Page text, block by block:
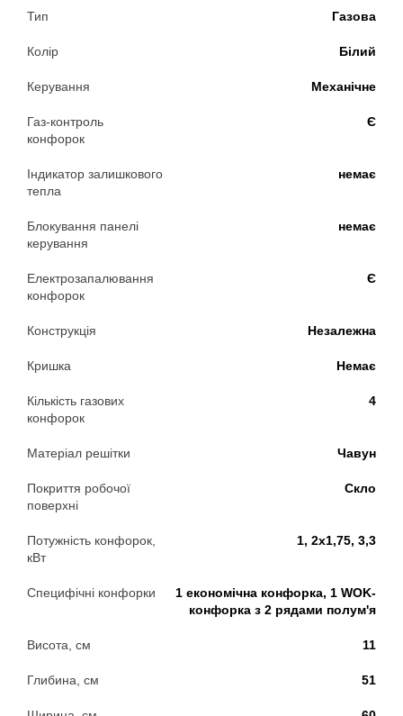
Тип Газова
Колір Білий
Керування Механічне
Газ-контроль
конфорок
Є
Індикатор залишкового
тепла
немає
Блокування панелі
керування
немає
Електрозапалювання
конфорок
Є
Конструкція Незалежна
Кришка Немає
Кількість газових
конфорок
4
Матеріал решітки Чавун
Покриття робочої
поверхні
Скло
Потужність конфорок,
кВт
1, 2х1,75, 3,3
Специфічні конфорки
1 економічна конфорка, 1 WOK-
конфорка з 2 рядами полум'я
Висота, см 11
Глибина, см 51